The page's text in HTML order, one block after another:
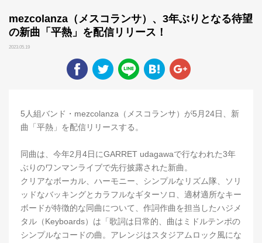
mezcolanza（メスコランサ）、3年ぶりとなる待望
の新曲「平熱」を配信リリース！
2023.05.19
5人組バンド・mezcolanza（メスコランサ）が5月24日、新
曲「平熱」を配信リリースする。
同曲は、今年2月4日にGARRET udagawaで行なわれた3年
ぶりのワンマンライブで先行披露された新曲。
クリアなボーカル、ハーモニー、シンプルなリズム隊、ソリ
ッドなバッキングとカラフルなギターソロ、適材適所なキー
ボードが特徴的な同曲について、作詞作曲を担当したハジメ
タル（Keyboards）は「歌詞は日常的、曲はミドルテンポの
シンプルなコードの曲。アレンジはスタジアムロック風にな